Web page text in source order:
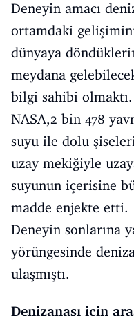
Deneyin amacı
ortamdaki
dünyaya
meydana
bilgi sahibi olmaktı.
NASA,2 bin 478
suyu ile dolu
uzay mekiğiyle
suyunun içerisine
madde enjekte etti.
Deneyin sonlarına
yörüngesinde
ulaşmıştı.
Denizanası için